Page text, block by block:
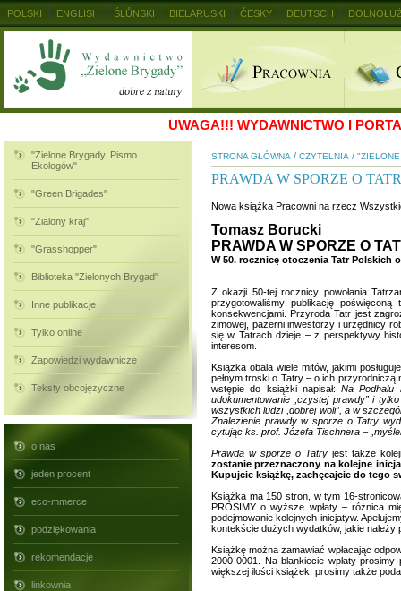
UWAGA!!! WYDAWNICTWO I
"Zielone Brygady. Pismo
Ekologów"
"Green Brigades"
"Zialony kraj"
"Grasshopper"
Biblioteka "Zielonych Brygad"
Inne publikacje
Tylko online
Zapowiedzi wydawnicze
Teksty obcojęzyczne
o nas
jeden procent
eco-mmerce
podziękowania
rekomendacje
linkownia
STRONA GŁÓWNA / CZYTELNIA /
PRAWDA W SPORZE O
Nowa książka Pracowni na rzecz
Tomasz Borucki
PRAWDA W SPORZE O
W 50. rocznicę otoczenia Tatr Polskich
Z okazji 50-tej rocznicy powołania
przygotowaliśmy publikację
konsekwencjami. Przyroda Tatr jest
zimowej, pazerni inwestorzy i urzędnicy
się w Tatrach dzieje – z perspektywy
interesom.
Książka obala wiele mitów, jakimi
pełnym troski o Tatry – o ich przyrodniczą
wstępie do książki napisał:Na
udokumentowanie „czystej prawdy” i
wszystkich ludzi „dobrej woli”, a w
Znalezienie prawdy w sporze o Tatry
cytując ks. prof. Józefa Tischnera –
Prawda w sporze o Tatry jest także
zostanie przeznaczony na kolejne
Kupujcie książkę, zachęcajcie do tego
Książka ma 150 stron, w tym 16-
PROSIMY o wyższe wpłaty – różnica
podejmowanie kolejnych inicjatyw.
kontekście dużych wydatków, jakie należy
Książkę można zamawiać wpłacając
2000 0001. Na blankiecie wpłaty
większej ilości książek, prosimy także
POLSKI ENGLISH ŚLŮNSKI BIELARUSKI ČESKY DEUTSCH